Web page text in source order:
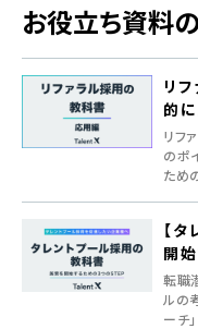
お役立ち資料
リ
的
リフ
のポ
ため
【
開
転職
ルの
ーチ